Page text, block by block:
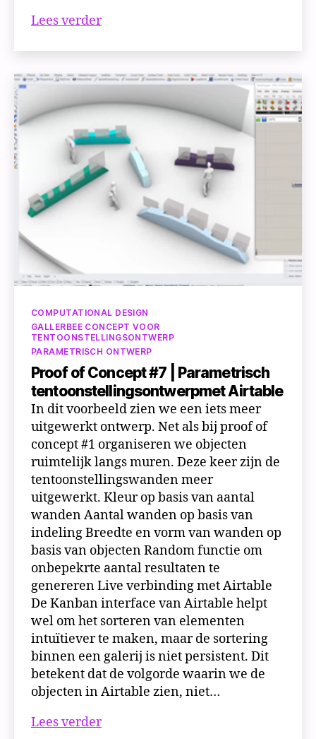
Lees verderParametrische
voor
aanpasbare
producten
Categorieën
COMPUTATIONAL DESIGN
GALLERBEE CONCEPT VOOR
TENTOONSTELLINGSONTWERP
PARAMETRISCH ONTWERP
Proof of Concept #7 | Parametrisch
tentoonstellingsontwerpmet Airtable
In dit voorbeeld zien we een iets meer
uitgewerkt ontwerp. Net als bij proof of
concept #1 organiseren we objecten
ruimtelijk langs muren. Deze keer zijn de
tentoonstellingswanden meer
uitgewerkt. Kleur op basis van aantal
wanden Aantal wanden op basis van
indeling Breedte en vorm van wanden op
basis van objecten Random functie om
onbepekrte aantal resultaten te
genereren Live verbinding met Airtable
De Kanban interface van Airtable helpt
wel om het sorteren van elementen
intuïtiever te maken, maar de sortering
binnen een galerij is niet persistent. Dit
betekent dat de volgorde waarin we de
objecten in Airtable zien, niet…
Lees verderProof